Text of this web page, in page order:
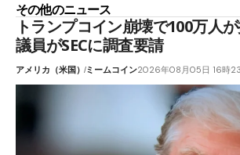
その他のニュース
トランプコイン崩壊で100万人
議員がSECに調査要請
アメリカ（米国）ミームコイン2026年08月05日 16時